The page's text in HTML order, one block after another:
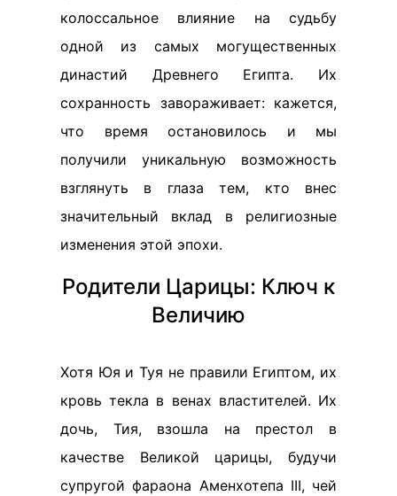
колоссальное влияние на судьбу
одной из самых могущественных
династий Древнего Египта. Их
сохранность завораживает: кажется,
что время остановилось и мы
получили уникальную возможность
взглянуть в глаза тем, кто внес
значительный вклад в религиозные
изменения этой эпохи.
Родители Царицы: Ключ к
Величию
Хотя Юя и Туя не правили Египтом, их
кровь текла в венах властителей. Их
дочь, Тия, взошла на престол в
качестве Великой царицы, будучи
супругой фараона Аменхотепа III, чей